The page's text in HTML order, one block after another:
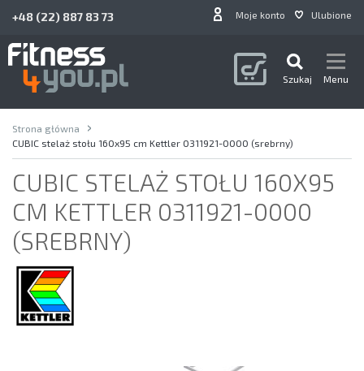
+48 (22) 887 83 73 Moje konto Ulubione
Szukaj Menu
Strona główna
CUBIC stelaż stołu 160x95 cm Kettler 0311921-0000 (srebrny)
CUBIC STELAŻ STOŁU 160X95
CM KETTLER 0311921-0000
(SREBRNY)